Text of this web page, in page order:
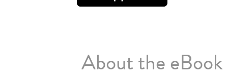
About the eBook